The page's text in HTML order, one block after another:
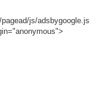
js/adsbygoogle.js